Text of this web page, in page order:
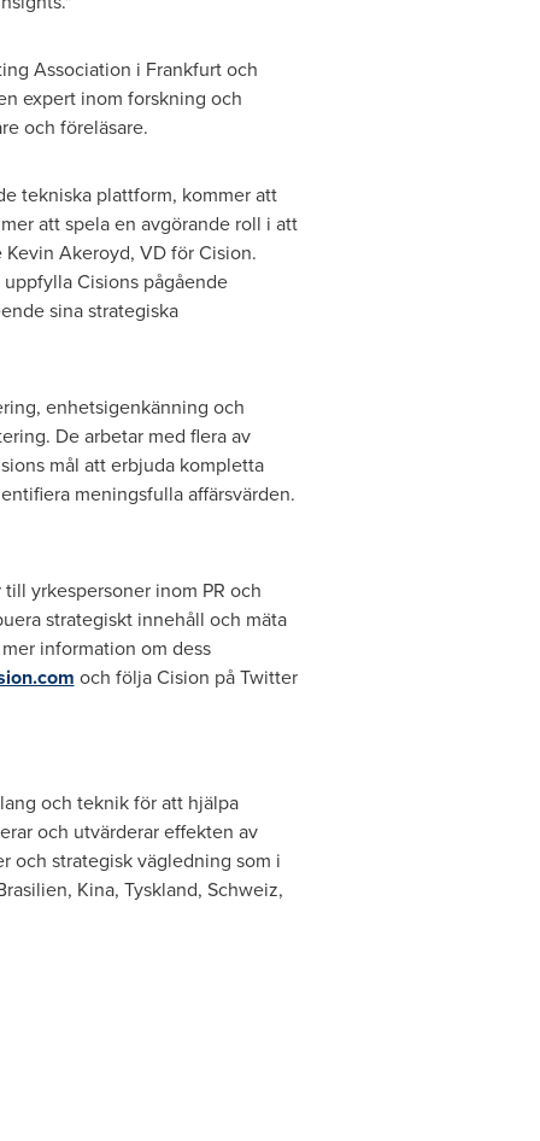
Association i Frankfurtoch
expert inom forskning och
och föreläsare.
tekniska plattform, kommer att
att spela en avgörande roll i att
Kevin Akeroyd, VDför Cision.
Cisions pågående
sina strategiska
enhetsigenkänning och
De arbetar med flera av
mål att erbjuda kompletta
meningsfulla affärsvärden.
yrkespersoner inom PR och
strategiskt innehåll och mäta
information om dess
och följa Cision på Twitter
och teknik för att hjälpa
och utvärderar effekten av
och strategisk vägledning som i
Kina, Tyskland, Schweiz,